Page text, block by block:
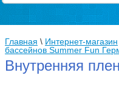
Главная \ Интернет-магазин
бассейнов Summer Fun
Внутренняя